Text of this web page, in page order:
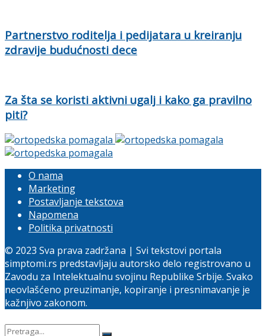
Partnerstvo roditelja i pedijatara u kreiranju
zdravije budućnosti dece
Za šta se koristi aktivni ugalj i kako ga pravilno
piti?
O nama
Marketing
Postavljanje tekstova
Napomena
Politika privatnosti
© 2023 Sva prava zadržana | Svi tekstovi portala
simptomi.rs predstavljaju autorsko delo registrovano u
Zavodu za Intelektualnu svojinu Republike Srbije. Svako
neovlašćeno preuzimanje, kopiranje i presnimavanje je
kažnjivo zakonom.